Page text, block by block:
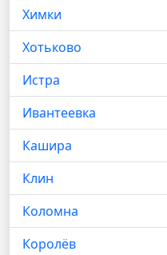
Химки
Хотьково
Истра
Ивантеевка
Кашира
Клин
Коломна
Королёв